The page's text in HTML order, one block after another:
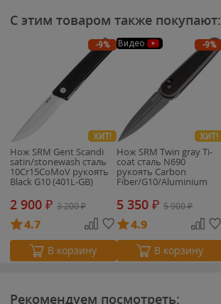
С этим товаром также покупают:
-9%
ХИТ!
Нож SRM Gent Scandi
satin/stonewash сталь
10Cr15CoMoV рукоять
Black G10 (401L-GB)
2 900 ₽ 3 200₽
4.7
В корзину
-9%
Видео
ХИТ!
Нож SRM Twin gray Ti-
coat сталь N690
рукоять Carbon
Fiber/G10/Aluminium
5 350 ₽ 5 900₽
4.9
В корзину
Рекомендуем посмотреть: